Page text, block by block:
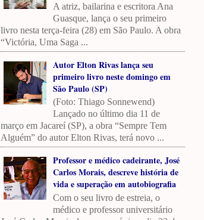
A atriz, bailarina e escritora Ana
Guasque, lança o seu primeiro
livro nesta terça-feira (28) em São Paulo. A obra
“Victória, Uma Saga ...
Autor Elton Rivas lança seu
primeiro livro neste domingo em
São Paulo (SP)
(Foto: Thiago Sonnewend)
Lançado no último dia 11 de
março em Jacareí (SP), a obra “Sempre Tem
Alguém” do autor Elton Rivas, terá novo ...
Professor e médico cadeirante, José
Carlos Morais, descreve história de
vida e superação em autobiografia
Com o seu livro de estreia, o
médico e professor universitário